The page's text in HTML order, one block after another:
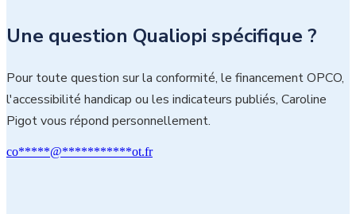
Une question Qualiopi spécifique ?
Pour toute question sur la conformité, le financement OPCO,
l'accessibilité handicap ou les indicateurs publiés, Caroline
Pigot vous répond personnellement.
co*****@***********ot.fr